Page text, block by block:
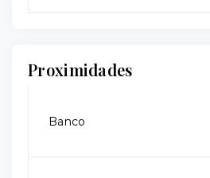
Proximidades
Banco